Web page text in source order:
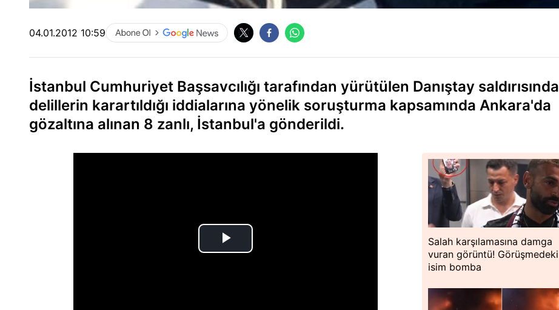
04.01.2012 10:59
İstanbul Cumhuriyet Başsavcılığı tarafından yürütülen Danıştay saldırısında
delillerin karartıldığı iddialarına yönelik soruşturma kapsamında Ankara'da
gözaltına alınan 8 zanlı, İstanbul'a gönderildi.
Salah karşılamasına damga
vuran görüntü! Görüşmedeki
isim bomba